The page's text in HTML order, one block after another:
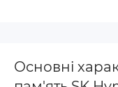
Основні